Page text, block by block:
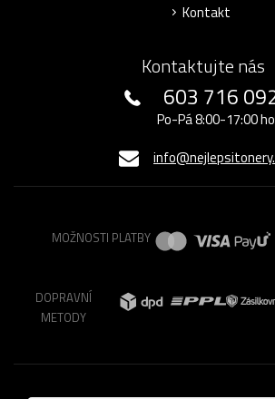
Kontakt
Kontaktujte nás
603 716
Po-Pá 8:00-17:00
MOŽNOSTI PLATBY
DOPRAVNÍ
METODY